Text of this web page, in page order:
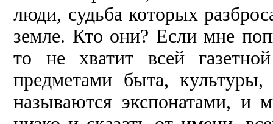
люди, судьба которых
земле. Кто они? Если мне
то не хватит всей
предметами быта,
называются экспонатами, и